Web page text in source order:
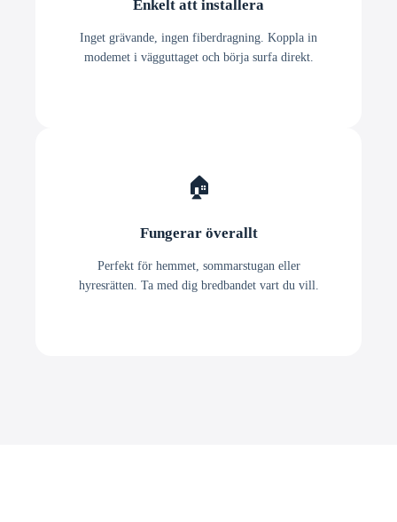
Enkelt att installera
Inget grävande, ingen fiberdragning. Koppla in
modemet i vägguttaget och börja surfa direkt.
🏠
Fungerar överallt
Perfekt för hemmet, sommarstugan eller
hyresrätten. Ta med dig bredbandet vart du vill.